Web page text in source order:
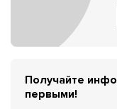
Получайте
первыми!